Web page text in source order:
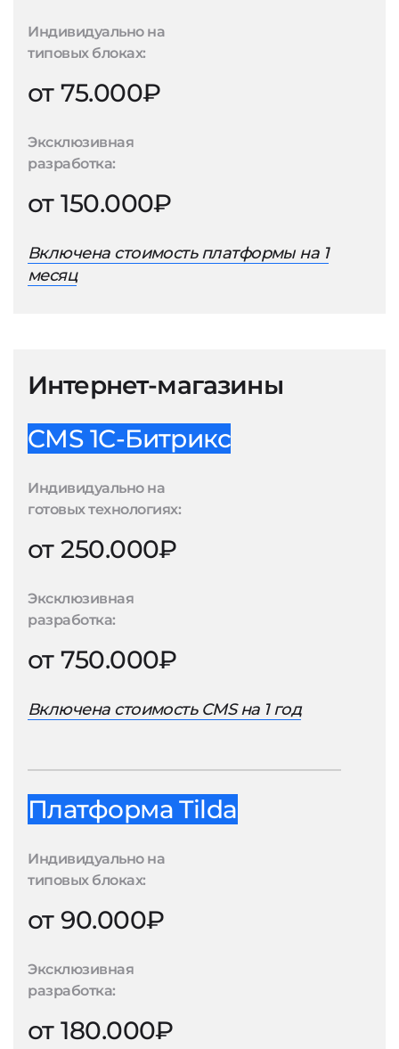
Индивидуально на
типовых блоках:
от 75.000₽
Эксклюзивная
разработка:
от 150.000₽
Включена стоимость платформы на 1
месяц
Интернет-магазины
CMS 1С-Битрикс
Индивидуально на
готовых технологиях:
от 250.000₽
Эксклюзивная
разработка:
от 750.000₽
Включена стоимость CMS на 1 год
Платформа Tilda
Индивидуально на
типовых блоках:
от 90.000₽
Эксклюзивная
разработка:
от 180.000₽